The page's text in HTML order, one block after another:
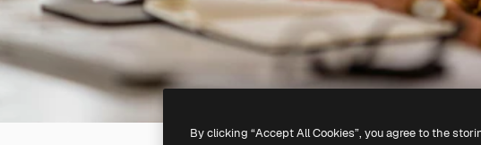
By clicking “Accept All Cookies”, you agree to the